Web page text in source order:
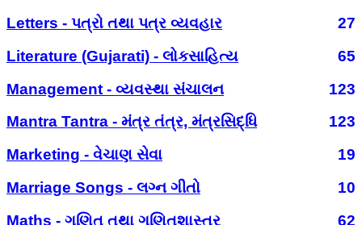
Letters - પત્રો તથા પત્ર વ્યવહાર
27
Literature (Gujarati) - લોકસાહિત્ય
65
Management - વ્યવસ્થા સંચાલન
123
Mantra Tantra - મંત્ર તંત્ર, મંત્રસિદ્ધિ
123
Marketing - વેચાણ સેવા
19
Marriage Songs - લગ્ન ગીતો
10
Maths - ગણિત તથા ગણિતશાસ્ત્ર
62